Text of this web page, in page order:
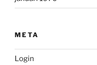
META
Login